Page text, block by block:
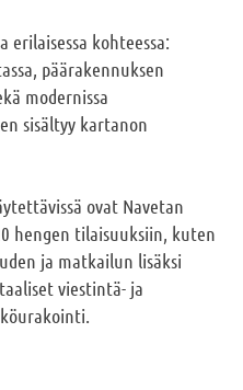
erilaisessa kohteessa:
päärakennuksen
modernissa
sisältyy kartanon
ovat Navetan
hengen tilaisuuksiin, kuten
ja matkailun lisäksi
viestintä- ja